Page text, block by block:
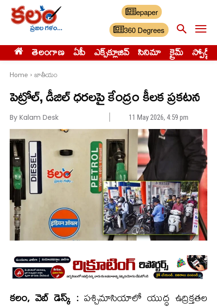
epaper
360 Degrees
తెలంగాణ ఏపీ ఎక్స్‌క్లూజివ్‌ సినిమా క్రైమ్ స్పోర్ట్స్
Home జాతీయం
పెట్రోల్, డీజిల్ ధరలపై కేంద్రం కీలక ప్రకటన
By Kalam Desk 11 May 2026, 4:59 pm
కలం, వెబ్ డెస్క్ :పశ్చిమాసియాలో యుద్ధ ఉద్రిక్తతల